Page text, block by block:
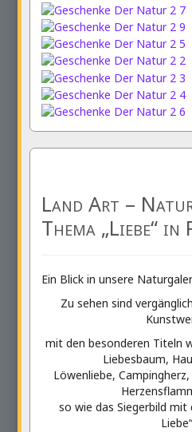
Land Art –
Thema „Liebe“ in
Ein Blick in unsere
Zu sehen sind
mit den besonderen Titeln
Liebesbaum,
Löwenliebe,
so wie das Siegerbild mit